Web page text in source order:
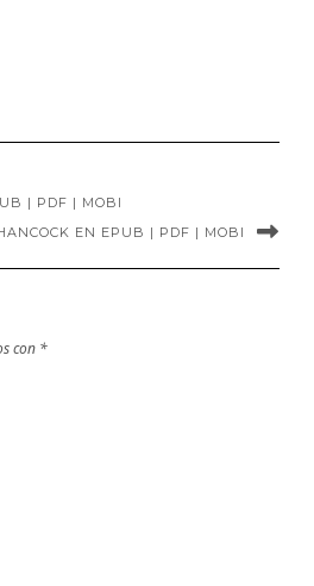
| PDF | MOBI
| PDF | MOBI
EN EPUB | PDF | MOBI
con *